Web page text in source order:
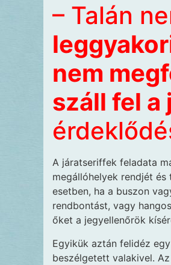
– Talán
nem
száll fel a
A járatseriffek feladata
megállóhelyek rendjét
esetben, ha a buszon
rendbontást, vagy
őket a jegyellenőrök
Egyikük aztán felidéz
beszélgetett valakivel.